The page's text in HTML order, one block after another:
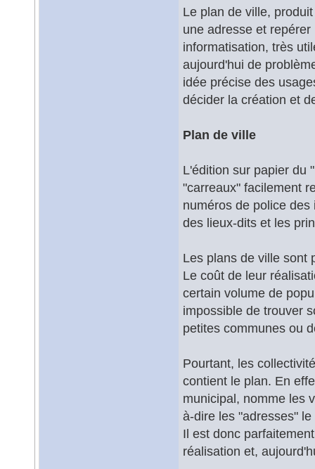
Le plan de ville,
une adresse et
informatisation, très
aujourd'hui de
idée précise des
décider la création et
Plan de ville
L'édition sur papier du
"carreaux" facilement
numéros de police
des lieux-dits et les
Les plans de ville sont
Le coût de leur
certain volume de
impossible de trouver
petites communes ou
Pourtant, les
contient le plan. En
municipal, nomme les
à-dire les "adresses"
Il est donc
réalisation et,